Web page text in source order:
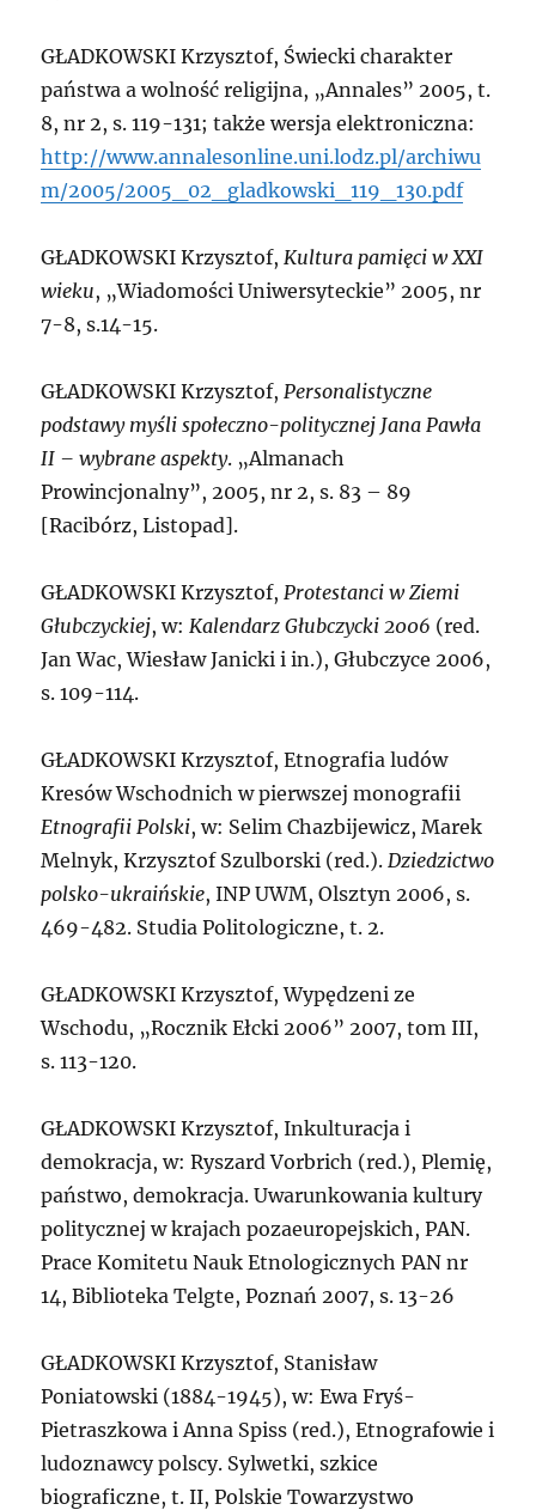
GŁADKOWSKI Krzysztof, Świecki charakter
państwa a wolność religijna, „Annales” 2005, t.
8, nr 2, s. 119-131; także wersja elektroniczna:
http://www.annalesonline.uni.lodz.pl/archiwu
m/2005/2005_02_gladkowski_119_130.pdf
GŁADKOWSKI Krzysztof, Kultura pamięci w XXI
wieku, „Wiadomości Uniwersyteckie” 2005, nr
7-8, s.14-15.
GŁADKOWSKI Krzysztof, Personalistyczne
podstawy myśli społeczno-politycznej Jana Pawła
II – wybrane aspekty. „Almanach
Prowincjonalny”, 2005, nr 2, s. 83 – 89
[Racibórz, Listopad].
GŁADKOWSKI Krzysztof, Protestanci w Ziemi
Głubczyckiej, w:Kalendarz Głubczycki 2006 (red.
Jan Wac, Wiesław Janicki i in.), Głubczyce 2006,
s. 109-114.
GŁADKOWSKI Krzysztof, Etnografia ludów
Kresów Wschodnich w pierwszej monografii
Etnografii Polski, w: Selim Chazbijewicz, Marek
Melnyk, Krzysztof Szulborski (red.).Dziedzictwo
polsko-ukraińskie, INP UWM, Olsztyn 2006, s.
469-482. Studia Politologiczne, t. 2.
GŁADKOWSKI Krzysztof, Wypędzeni ze
Wschodu, „Rocznik Ełcki 2006” 2007, tom III,
s. 113-120.
GŁADKOWSKI Krzysztof, Inkulturacja i
demokracja, w: Ryszard Vorbrich (red.), Plemię,
państwo, demokracja. Uwarunkowania kultury
politycznej w krajach pozaeuropejskich, PAN.
Prace Komitetu Nauk Etnologicznych PAN nr
14, Biblioteka Telgte, Poznań 2007, s. 13-26
GŁADKOWSKI Krzysztof, Stanisław
Poniatowski (1884-1945), w: Ewa Fryś-
Pietraszkowa i Anna Spiss (red.), Etnografowie i
ludoznawcy polscy. Sylwetki, szkice
biograficzne, t. II, Polskie Towarzystwo